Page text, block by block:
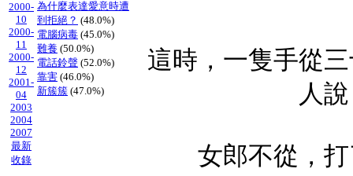
2000-
10
2000-
11
2000-
12
2001-
04
2003
2004
2007
最新
收錄
為什麼表達愛意時遭
到拒絕？ (48.0%)
電腦病毒 (45.0%)
難養 (50.0%)
電話鈴聲 (52.0%)
靠害 (46.0%)
新簇簇 (47.0%)
這時，一隻手從
人
女郎不從，